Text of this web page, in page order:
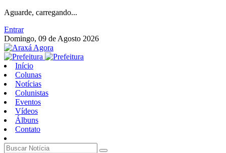
Aguarde, carregando...
Entrar
Domingo, 09 de Agosto 2026
Início
Colunas
Notícias
Colunistas
Eventos
Vídeos
Álbuns
Contato